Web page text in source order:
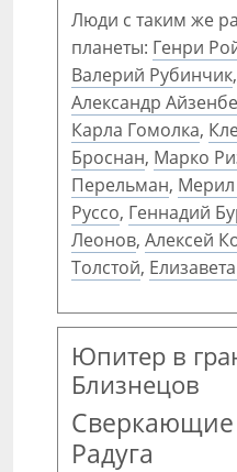
Люди с таким же
планеты: Генри
Валерий Рубинчик,
Александр
Карла Гомолка,
Броснан, Марко
Перельман, Мерил
Руссо, Геннадий
Леонов, Алексей
Толстой,
Юпитер в
Близнецов
Радуга